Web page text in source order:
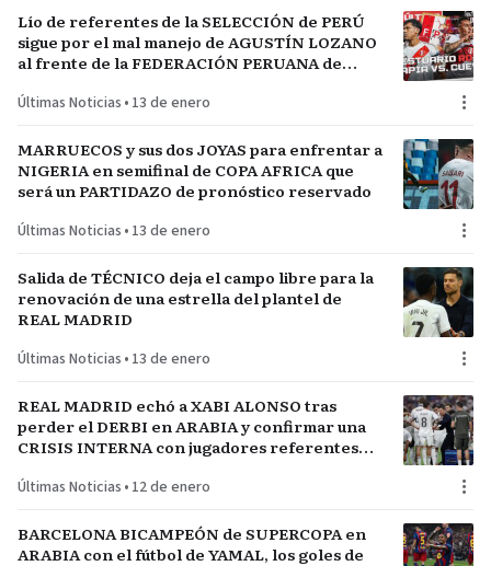
Lío de referentes de la SELECCIÓN de PERÚ
sigue por el mal manejo de AGUSTÍN LOZANO
al frente de la FEDERACIÓN PERUANA de
Últimas Noticias • 13 de enero
MARRUECOS y sus dos JOYAS para enfrentar a
NIGERIA en semifinal de COPA AFRICA que
será un PARTIDAZO de pronóstico reservado
Últimas Noticias • 13 de enero
Salida de TÉCNICO deja el campo libre para la
renovación de una estrella del plantel de
REAL MADRID
Últimas Noticias • 13 de enero
REAL MADRID echó a XABI ALONSO tras
perder el DERBI en ARABIA y confirmar una
CRISIS INTERNA con jugadores referentes
Últimas Noticias • 12 de enero
BARCELONA BICAMPEÓN de SUPERCOPA en
ARABIA con el fútbol de YAMAL, los goles de